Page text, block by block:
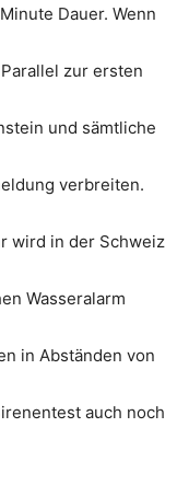
Dauer. Wenn
zur ersten
und sämtliche
verbreiten.
wird in der Schweiz
Wasseralarm
in Abständen von
auch noch